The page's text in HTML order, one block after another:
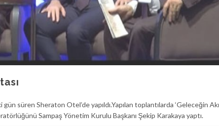
gün süren Sheraton Otel’de yapıldı.Yapılan toplantılarda ‘Geleceğin
Sampaş Yönetim Kurulu Başkanı Şekip Karakaya yaptı.